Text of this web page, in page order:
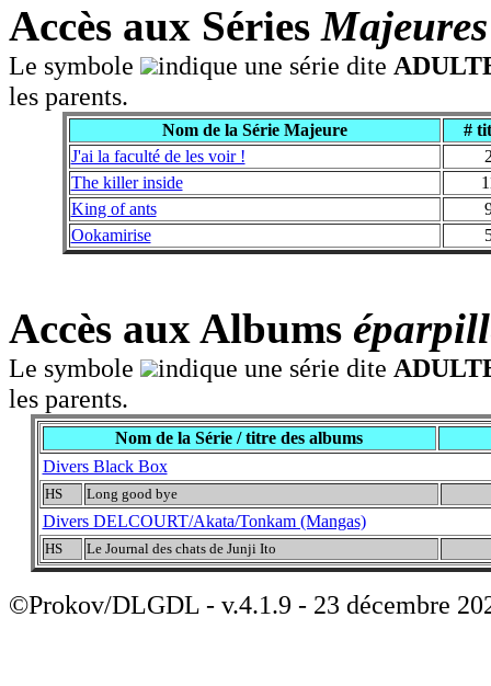
Accès aux Séries Majeures
Le symbole indique une série dite
les parents.
Nom de la Série Majeure
#
J'ai la faculté de les voir !
The killer inside
King of ants
Ookamirise
Accès aux Albums
Le symbole indique une série dite
les parents.
Nom de la Série / titre des albums
Divers Black Box
HS Long good bye
Divers DELCOURT/Akata/Tonkam (Mangas)
HS Le Journal des chats de Junji Ito
©Prokov/DLGDL - v.4.1.9 - 23 décembre